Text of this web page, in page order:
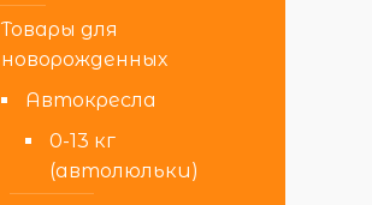
Товары для
новорожденных
Автокресла
0-13 кг
(автолюльки)